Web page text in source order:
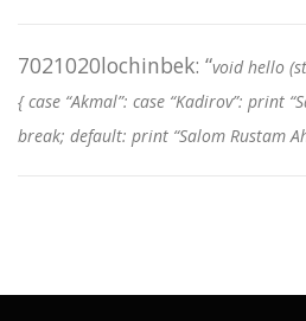
7021020lochinbek: “void hello
{ case “Akmal”: case “Kadirov”: print
break; default: print “Salom Rustam